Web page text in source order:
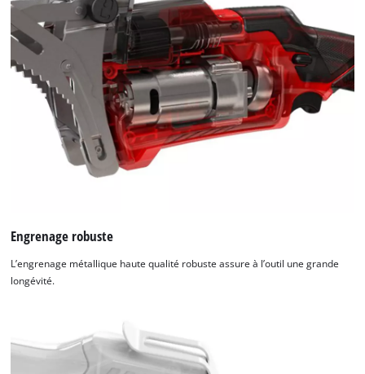
Engrenage robuste
L’engrenage métallique haute qualité robuste assure à l’outil une grande
longévité.